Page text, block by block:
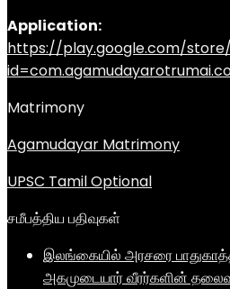
Application:
https://play.google.com/
Matrimony
Agamudayar Matrimony
UPSC Tamil Optional
சமீபத்திய பதிவுகள்
இலங்கையில் அரசரை
அகமுடையார் வீரர்களின்